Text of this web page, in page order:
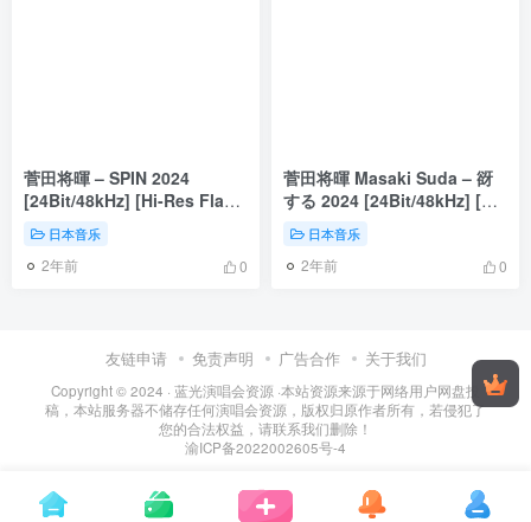
菅田将暉 – SPIN 2024
[24Bit/48kHz] [Hi-Res Flac
697MB]
日本音乐
2年前 0
菅田将暉 Masaki Suda – 谺
する 2024 [24Bit/48kHz] [Hi-
Res Flac 66MB]
日本音乐
2年前 0
友链申请 免责声明 广告合作 关于我们
Copyright © 2024 · 蓝光演唱会资源 ·本站资源来源于网络用户网盘投
稿，本站服务器不储存任何演唱会资源，版权归原作者所有，若侵犯了
您的合法权益，请联系我们删除！
渝ICP备2022002605号-4